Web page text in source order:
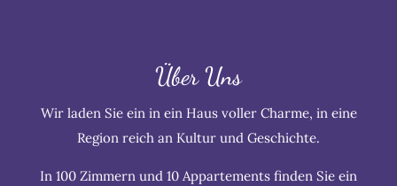
Über Uns
Wir laden Sie ein in ein Haus voller Charme, in eine
Region reich an Kultur und Geschichte.
In 100 Zimmern und 10 Appartements finden Sie ein